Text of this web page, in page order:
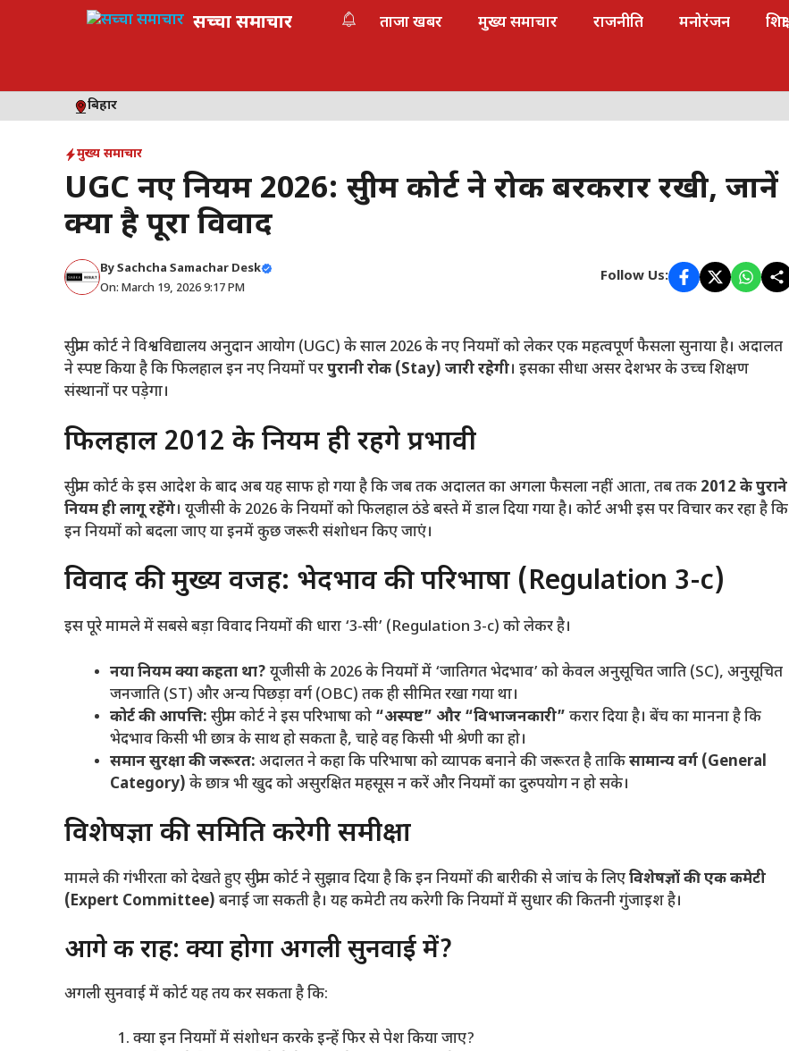
सच्चा समाचार ताजा खबर मुख्य समाचार राजनीति मनोरंजन शिक्षा
बिहार
मुख्य समाचार
UGC नए नियम 2026: सुप्रीम कोर्ट ने रोक बरकरार रखी, जानें
क्या है पूरा विवाद
BySachcha Samachar Desk
On: March 19, 2026 9:17 PM
Follow Us:
सुप्रीम कोर्ट ने विश्वविद्यालय अनुदान आयोग (UGC) के साल 2026 के नए नियमों को लेकर एक महत्वपूर्ण फैसला सुनाया है। अदालत
ने स्पष्ट किया है कि फिलहाल इन नए नियमों परपुरानी रोक (Stay) जारी रहेगी। इसका सीधा असर देशभर के उच्च शिक्षण
संस्थानों पर पड़ेगा।
​फिलहाल 2012 के नियम ही रहेंगे प्रभावी
​सुप्रीम कोर्ट के इस आदेश के बाद अब यह साफ हो गया है कि जब तक अदालत का अगला फैसला नहीं आता, तब तक 2012 के पुराने
नियम ही लागू रहेंगे। यूजीसी के 2026 के नियमों को फिलहाल ठंडे बस्ते में डाल दिया गया है। कोर्ट अभी इस पर विचार कर रहा है कि
इन नियमों को बदला जाए या इनमें कुछ जरूरी संशोधन किए जाएं।
​विवाद की मुख्य वजह: भेदभाव की परिभाषा (Regulation 3-c)
​इस पूरे मामले में सबसे बड़ा विवाद नियमों की धारा ‘3-सी’ (Regulation 3-c) को लेकर है।
नया नियम क्या कहता था? यूजीसी के 2026 के नियमों में ‘जातिगत भेदभाव’ को केवल अनुसूचित जाति (SC), अनुसूचित
जनजाति (ST) और अन्य पिछड़ा वर्ग (OBC) तक ही सीमित रखा गया था।
कोर्ट की आपत्ति: सुप्रीम कोर्ट ने इस परिभाषा को “अस्पष्ट” और “विभाजनकारी” करार दिया है। बेंच का मानना है कि
भेदभाव किसी भी छात्र के साथ हो सकता है, चाहे वह किसी भी श्रेणी का हो।
समान सुरक्षा की जरूरत: अदालत ने कहा कि परिभाषा को व्यापक बनाने की जरूरत है ताकिसामान्य वर्ग (General
Category) के छात्र भी खुद को असुरक्षित महसूस न करें और नियमों का दुरुपयोग न हो सके।
​विशेषज्ञों की समिति करेगी समीक्षा
​मामले की गंभीरता को देखते हुए सुप्रीम कोर्ट ने सुझाव दिया है कि इन नियमों की बारीकी से जांच के लिएविशेषज्ञों की एक कमेटी
(Expert Committee) बनाई जा सकती है। यह कमेटी तय करेगी कि नियमों में सुधार की कितनी गुंजाइश है।
​आगे की राह: क्या होगा अगली सुनवाई में?
​अगली सुनवाई में कोर्ट यह तय कर सकता है कि:
​क्या इन नियमों में संशोधन करके इन्हें फिर से पेश किया जाए?